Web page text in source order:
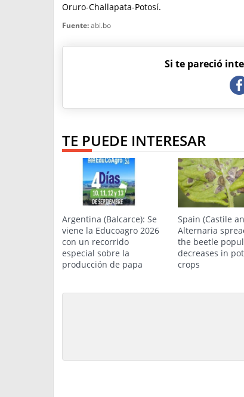
Oruro-Challapata-Potosí.
Fuente:abi.bo
Si te pareció
TE PUEDE INTERESAR
Argentina (Balcarce): Se
viene la Educoagro 2026
con un recorrido
especial sobre la
producción de papa
Spain (Castile
Alternaria
the beetle
decreases in
crops